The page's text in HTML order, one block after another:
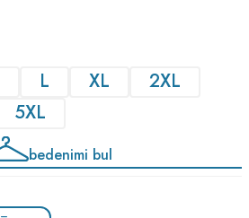
L XL
2XL
5XL
bedenimi bul